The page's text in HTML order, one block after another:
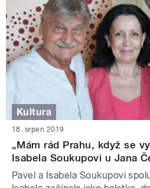
Kultura
18. srpen 2019
„Mám rád Prahu, když se
Isabela Soukupovi u Jana
Pavel a Isabela Soukupovi